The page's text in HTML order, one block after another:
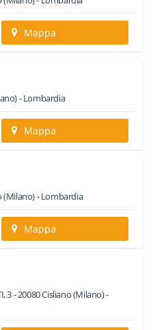
Mappa
-Lombardia
Mappa
(Milano) -Lombardia
Mappa
3-20080Cisliano(Milano) -